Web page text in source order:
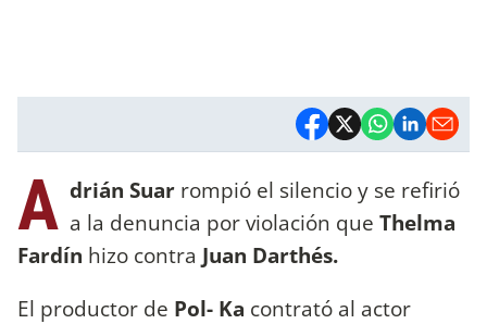
A drián Suar rompió el silencio y se refirió
a la denuncia por violación que Thelma
Fardín hizo contra Juan Darthés.
El productor de Pol- Ka contrató al actor